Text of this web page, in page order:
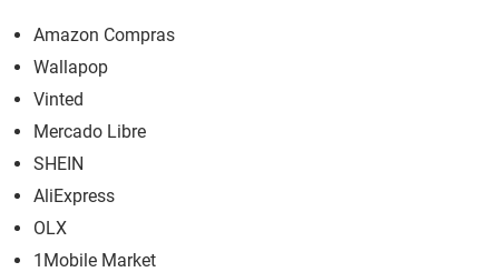
Amazon Compras
Wallapop
Vinted
Mercado Libre
SHEIN
AliExpress
OLX
1Mobile Market